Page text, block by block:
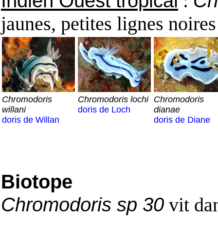
jaunes, petites lignes
Chromodoris
willani
doris de Willan
Chromodoris lochi
doris de Loch
Chromodoris
dianae
doris de Diane
Biotope
Chromodoris sp 30 vit